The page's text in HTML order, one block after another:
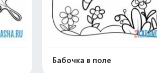
Бабочка в поле